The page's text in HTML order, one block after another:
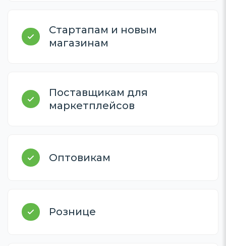
Стартапам и новым
магазинам
Поставщикам для
маркетплейсов
Оптовикам
Рознице